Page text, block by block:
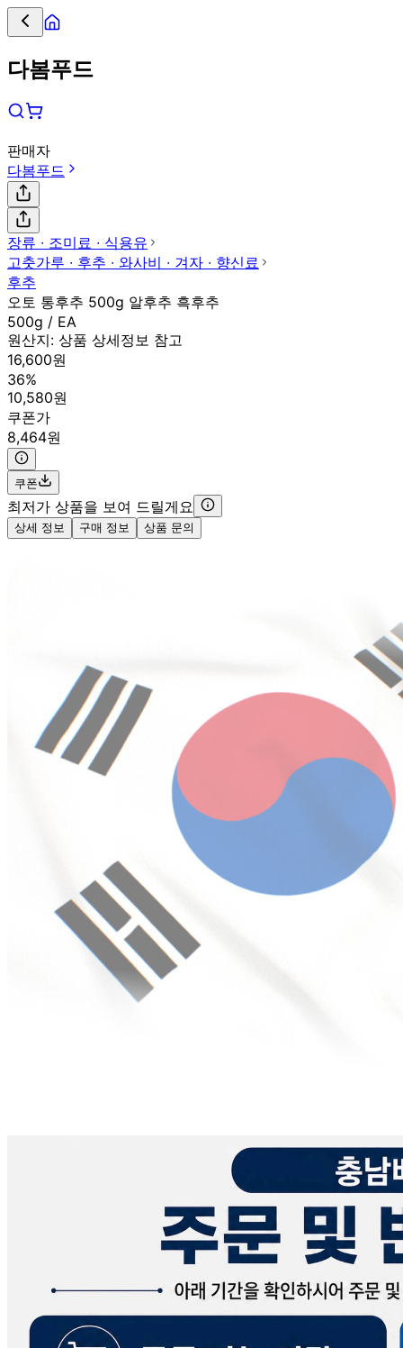
다봄푸드
판매자
다봄푸드
장류 ∙ 조미료 ∙ 식용유
고춧가루 ∙ 후추 ∙ 와사비 ∙ 겨자 ∙ 향신료
후추
오토 통후추 500g 알후추 흑후추
500g / EA
원산지: 상품 상세정보 참고
16,600원
36%
10,580원
쿠폰가
8,464원
쿠폰
최저가 상품을 보여 드릴게요
상세 정보 구매 정보 상품 문의